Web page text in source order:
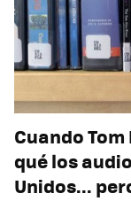
Cuando
qué los
Unidos...